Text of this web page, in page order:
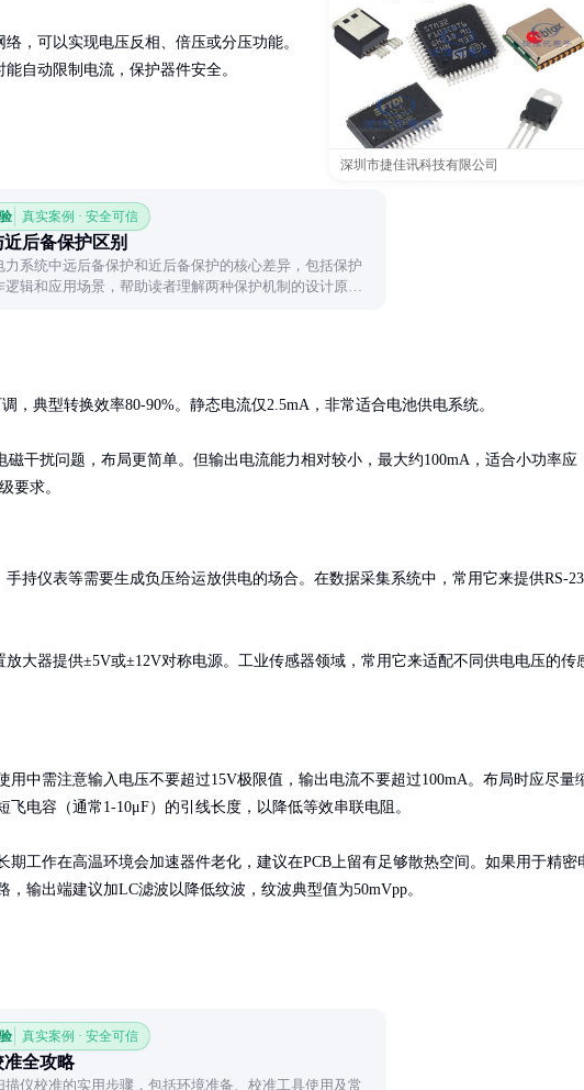
深圳市捷佳讯科技有限公司
，可以实现电压反相、倍压或分压功能。
自动限制电流，保护器件安全。
真实案例 · 安全可信
后备保护区别
力系统中远后备保护和近后备保护的核心差异，包括保护
逻辑和应用场景，帮助读者理解两种保护机制的设计原理
，典型转换效率80-90%。静态电流仅2.5mA，非常适合电池供电系统。
磁干扰问题，布局更简单。但输出电流能力相对较小，最大约100mA，适合小功率应
要求。
持仪表等需要生成负压给运放供电的场合。在数据采集系统中，常用它来提供RS-
大器提供±5V或±12V对称电源。工业传感器领域，常用它来适配不同供电电压的传
用中需注意输入电压不要超过15V极限值，输出电流不要超过100mA。布局时应尽量
飞电容（通常1-10μF）的引线长度，以降低等效串联电阻。
期工作在高温环境会加速器件老化，建议在PCB上留有足够散热空间。如果用于精密
，输出端建议加LC滤波以降低纹波，纹波典型值为50mVpp。
真实案例 · 安全可信
准全攻略
描仪校准的实用步骤，包括环境准备、校准工具使用及常